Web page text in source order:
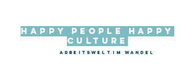
Happy people happy
culture
Arbeitswelt im wandel